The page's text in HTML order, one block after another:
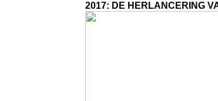
2017: DE HERLANCERING